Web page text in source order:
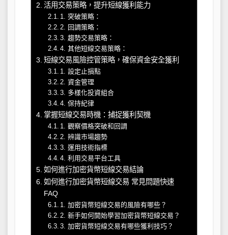
活用交易策略，提升短線獲利能力
1. 突破策略：
2. 回調策略：
3. 趨勢交易策略：
4. 其他短線交易策略：
短線交易風險控管策略，確保資金安全獲利
1. 設定止損點
2. 資金管理
3. 多樣化投資組合
4. 保持紀律
掌握短線交易時機：捕捉獲利契機
1. 觀察價格突破和回調
2. 辨識市場趨勢
3. 運用技術指標
4. 利用交易平台工具
如何進行加密貨幣短線交易結論
如何進行加密貨幣短線交易 常見問題快速
FAQ
1. 加密貨幣短線交易的風險有哪些？
2. 新手如何開始學習加密貨幣短線交易？
3. 加密貨幣短線交易有哪些獲利技巧？